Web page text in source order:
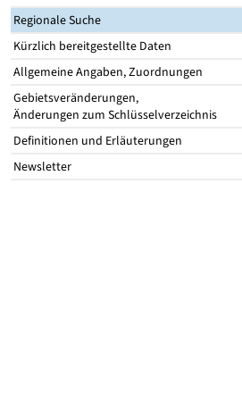
Regionale Suche
Kürzlich bereitgestellte Daten
Allgemeine Angaben, Zuordnungen
Gebietsveränderungen,
Änderungen zum Schlüsselverzeichnis
Definitionen und Erläuterungen
Newsletter